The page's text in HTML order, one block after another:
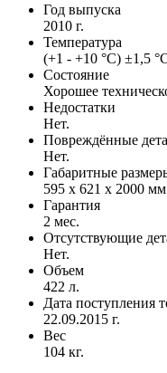
Год выпуска
2010 г.
Температура
(+1 - +10 °С) ±1,5
Состояние
Хорошее
Недостатки
Нет.
Повреждённые
Нет.
Габаритные
595 х 621 х 2000 мм
Гарантия
2 мес.
Отсутствующие
Нет.
Объем
422 л.
Дата поступления
22.09.2015 г.
Вес
104 кг.